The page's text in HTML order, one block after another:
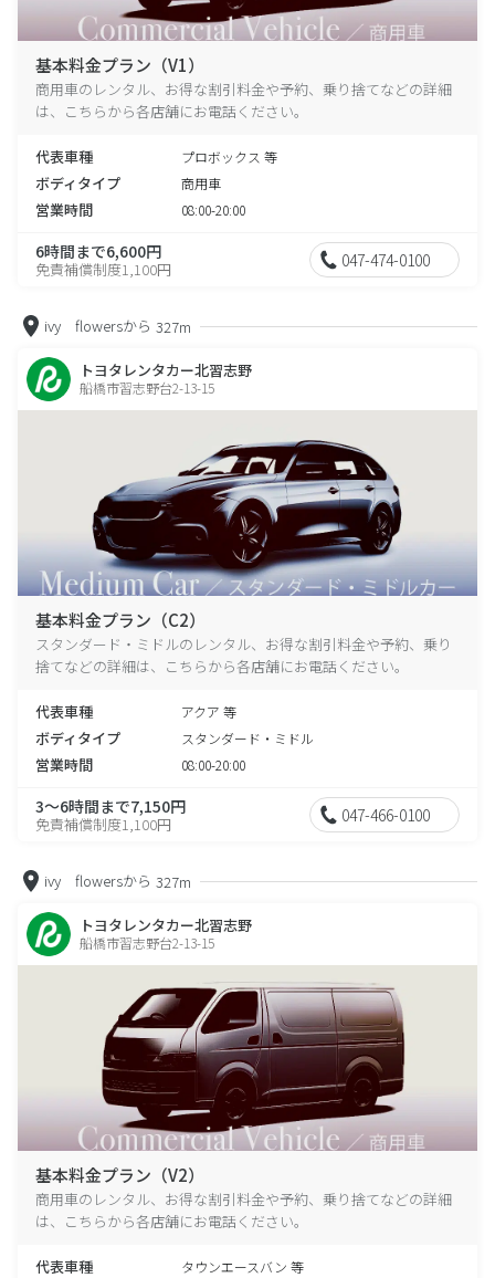
基本料金プラン（V1）
商用車のレンタル、お得な割引料金や予約、乗り捨てなどの詳細
は、こちらから各店舗にお電話ください。
代表車種 プロボックス 等
ボディタイプ 商用車
営業時間 08:00-20:00
6時間まで6,600円
免責補償制度1,100円 047-474-0100
ivy flowersから 327m
トヨタレンタカー北習志野
船橋市習志野台2-13-15
基本料金プラン（C2）
スタンダード・ミドルのレンタル、お得な割引料金や予約、乗り
捨てなどの詳細は、こちらから各店舗にお電話ください。
代表車種 アクア 等
ボディタイプ スタンダード・ミドル
営業時間 08:00-20:00
3～6時間まで7,150円
免責補償制度1,100円 047-466-0100
ivy flowersから 327m
トヨタレンタカー北習志野
船橋市習志野台2-13-15
基本料金プラン（V2）
商用車のレンタル、お得な割引料金や予約、乗り捨てなどの詳細
は、こちらから各店舗にお電話ください。
代表車種 タウンエースバン 等